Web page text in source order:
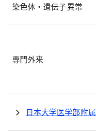
染色体・遺伝子異常
専門外来
日本大学医学部附